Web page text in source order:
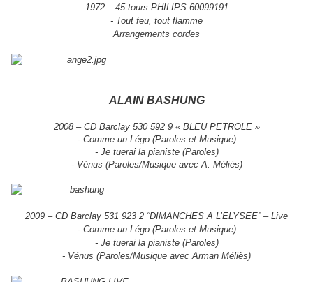
1972 – 45 tours PHILIPS 60099191
- Tout feu, tout flamme
Arrangements cordes
ALAIN BASHUNG
2008 – CD Barclay 530 592 9 « BLEU PETROLE »
- Comme un Légo (Paroles et Musique)
- Je tuerai la pianiste (Paroles)
- Vénus (Paroles/Musique avec A. Méliès)
2009 – CD Barclay 531 923 2 “DIMANCHES A L’ELYSEE” – Live
- Comme un Légo (Paroles et Musique)
- Je tuerai la pianiste (Paroles)
- Vénus (Paroles/Musique avec Arman Méliès)